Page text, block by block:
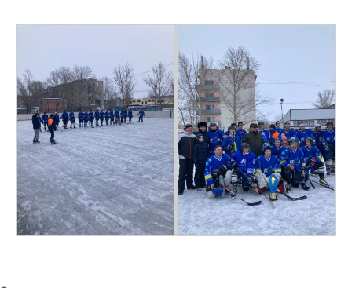
Развитие атомной
Мониторинг ядерных
объектов
Конверсия
исследовательских
реакторов
Термоядерные
исследования
Водородная Энергетика
Новости
Публикации и